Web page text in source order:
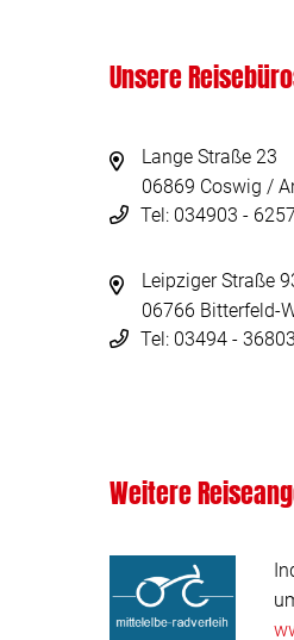
Unsere
Lange Straße 23
06869 Coswig /
Tel: 034903 -
Leipziger Straße
06766 Bitterfeld-
Tel: 03494 -
Weitere